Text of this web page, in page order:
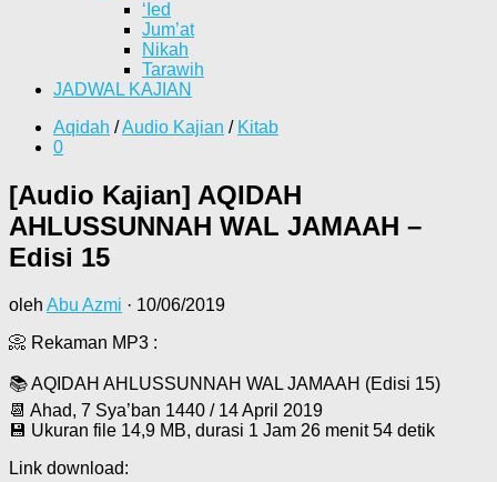
‘Ied
Jum’at
Nikah
Tarawih
JADWAL KAJIAN
Aqidah /Audio Kajian / Kitab
0
[Audio Kajian] AQIDAH
AHLUSSUNNAH WAL JAMAAH –
Edisi 15
oleh Abu Azmi · 10/06/2019
📀 Rekaman MP3 :
📚 AQIDAH AHLUSSUNNAH WAL JAMAAH (Edisi 15)
📆 Ahad, 7 Sya’ban 1440 / 14 April 2019
💾 Ukuran file 14,9 MB, durasi 1 Jam 26 menit 54 detik
Link download: